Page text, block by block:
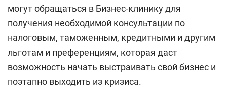
могут обращаться в Бизнес-клинику для
получения необходимой консультации по
налоговым, таможенным, кредитными и другим
льготам и преференциям, которая даст
возможность начать выстраивать свой бизнес и
поэтапно выходить из кризиса.